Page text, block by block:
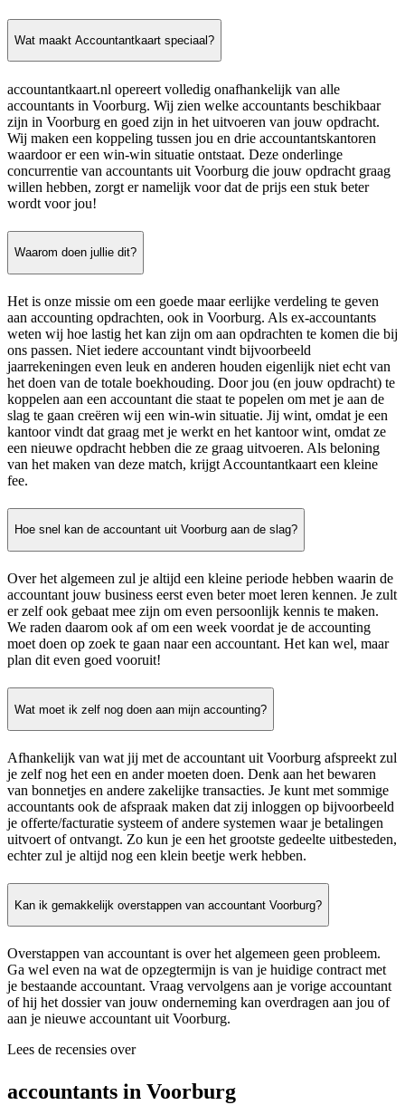
Wat maakt Accountantkaart speciaal?
accountantkaart.nl opereert volledig onafhankelijk van alle
accountants in Voorburg. Wij zien welke accountants beschikbaar
zijn in Voorburg en goed zijn in het uitvoeren van jouw opdracht.
Wij maken een koppeling tussen jou en drie accountantskantoren
waardoor er een win-win situatie ontstaat. Deze onderlinge
concurrentie van accountants uit Voorburg die jouw opdracht graag
willen hebben, zorgt er namelijk voor dat de prijs een stuk beter
wordt voor jou!
Waarom doen jullie dit?
Het is onze missie om een goede maar eerlijke verdeling te geven
aan accounting opdrachten, ook in Voorburg. Als ex-accountants
weten wij hoe lastig het kan zijn om aan opdrachten te komen die bij
ons passen. Niet iedere accountant vindt bijvoorbeeld
jaarrekeningen even leuk en anderen houden eigenlijk niet echt van
het doen van de totale boekhouding. Door jou (en jouw opdracht) te
koppelen aan een accountant die staat te popelen om met je aan de
slag te gaan creëren wij een win-win situatie. Jij wint, omdat je een
kantoor vindt dat graag met je werkt en het kantoor wint, omdat ze
een nieuwe opdracht hebben die ze graag uitvoeren. Als beloning
van het maken van deze match, krijgt Accountantkaart een kleine
fee.
Hoe snel kan de accountant uit Voorburg aan de slag?
Over het algemeen zul je altijd een kleine periode hebben waarin de
accountant jouw business eerst even beter moet leren kennen. Je zult
er zelf ook gebaat mee zijn om even persoonlijk kennis te maken.
We raden daarom ook af om een week voordat je de accounting
moet doen op zoek te gaan naar een accountant. Het kan wel, maar
plan dit even goed vooruit!
Wat moet ik zelf nog doen aan mijn accounting?
Afhankelijk van wat jij met de accountant uit Voorburg afspreekt zul
je zelf nog het een en ander moeten doen. Denk aan het bewaren
van bonnetjes en andere zakelijke transacties. Je kunt met sommige
accountants ook de afspraak maken dat zij inloggen op bijvoorbeeld
je offerte/facturatie systeem of andere systemen waar je betalingen
uitvoert of ontvangt. Zo kun je een het grootste gedeelte uitbesteden,
echter zul je altijd nog een klein beetje werk hebben.
Kan ik gemakkelijk overstappen van accountant Voorburg?
Overstappen van accountant is over het algemeen geen probleem.
Ga wel even na wat de opzegtermijn is van je huidige contract met
je bestaande accountant. Vraag vervolgens aan je vorige accountant
of hij het dossier van jouw onderneming kan overdragen aan jou of
aan je nieuwe accountant uit Voorburg.
Lees de recensies over
accountants in Voorburg